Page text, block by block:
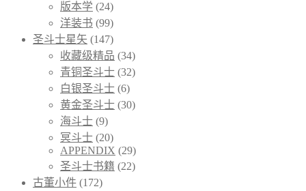
版本学 (24)
洋装书 (99)
圣斗士星矢 (147)
收藏级精品 (34)
青铜圣斗士 (32)
白银圣斗士 (6)
黄金圣斗士 (30)
海斗士 (9)
冥斗士 (20)
APPENDIX (29)
圣斗士书籍 (22)
古董小件 (172)